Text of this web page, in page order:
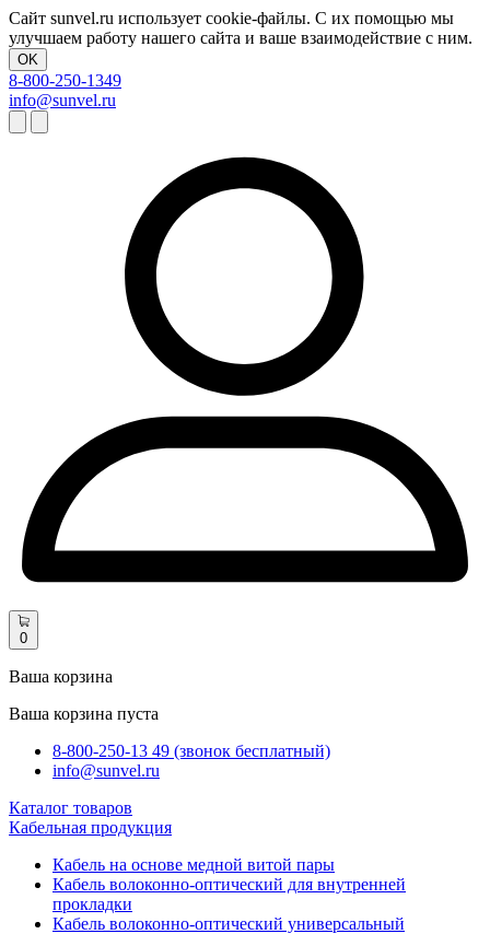
Сайт sunvel.ru использует cookie-файлы. С их помощью мы
улучшаем работу нашего сайта и ваше взаимодействие с ним.
OK
8-800-250-1349
info@sunvel.ru
0
Ваша корзина
Ваша корзина пуста
8-800-250-13 49 (звонок бесплатный)
info@sunvel.ru
Каталог товаров
Кабельная продукция
Кабель на основе медной витой пары
Кабель волоконно-оптический для внутренней
прокладки
Кабель волоконно-оптический универсальный